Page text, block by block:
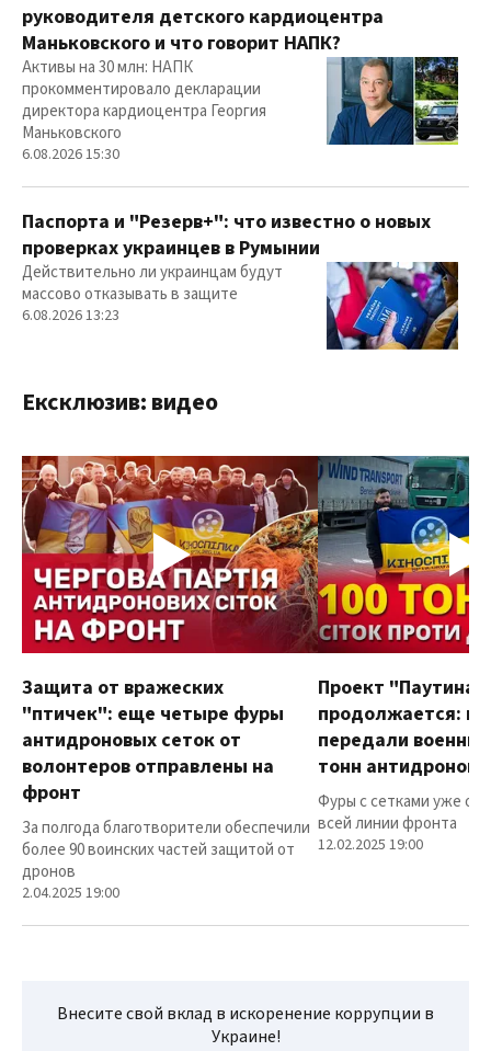
руководителя детского кардиоцентра
Маньковского и что говорит НАПК?
Активы на 30 млн: НАПК
прокомментировало декларации
директора кардиоцентра Георгия
Маньковского
6.08.2026 15:30
Паспорта и "Резерв+": что известно о новых
проверках украинцев в Румынии
Действительно ли украинцам будут
массово отказывать в защите
6.08.2026 13:23
Ексклюзив: видео
Защита от вражеских
"птичек": еще четыре фуры
антидроновых сеток от
волонтеров отправлены на
фронт
За полгода благотворители обеспечили
более 90 воинских частей защитой от
дронов
2.04.2025 19:00
Проект "Паутина"
продолжается:
передали
тонн
Фуры с сетками уже
всей линии фронта
12.02.2025 19:00
Внесите свой вклад в искоренение коррупции в
Украине!